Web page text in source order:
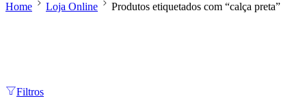
Home Loja Online Produtos etiquetados com “calça preta”
Filtros